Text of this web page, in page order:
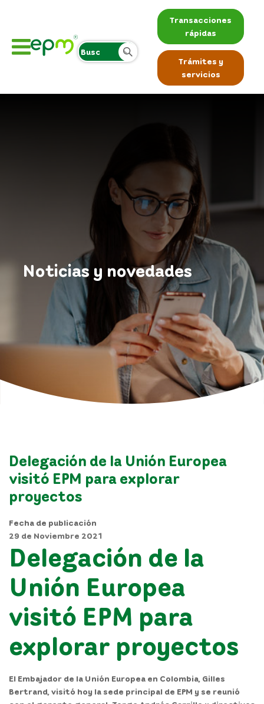
Transacciones
rápidas
Trámites y
servicios
Noticias y novedades
Delegación de la Unión Europea
visitó EPM para explorar
proyectos
Fecha de publicación
29 de Noviembre 2021
Delegación de la
Unión Europea
visitó EPM para
explorar proyectos
El Embajador de la Unión Europea en Colombia, Gilles
Bertrand, visitó hoy la sede principal de EPM y se reunió